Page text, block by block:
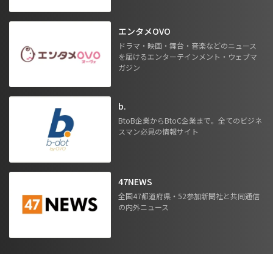
エンタメOVO
ドラマ・映画・舞台・音楽などのニュース
を届けるエンターテインメント・ウェブマ
ガジン
b.
BtoB企業からBtoC企業まで。全てのビジネ
スマン必見の情報サイト
47NEWS
全国47都道府県・52参加新聞社と共同通信
の内外ニュース